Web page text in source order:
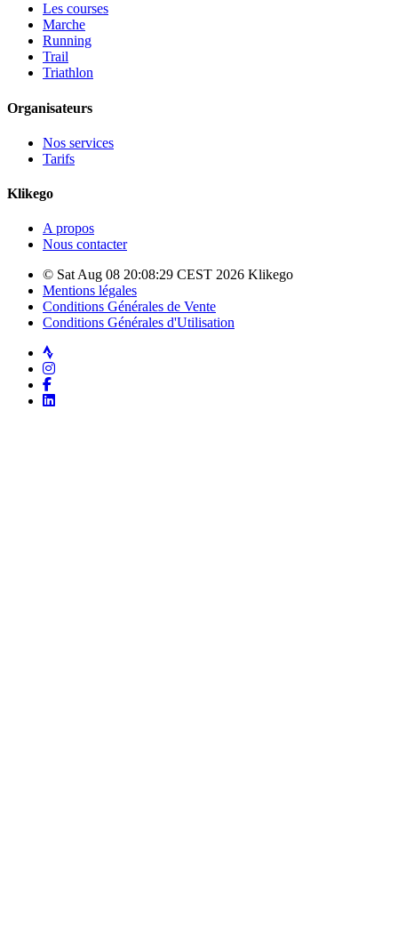
Les courses
Marche
Running
Trail
Triathlon
Organisateurs
Nos services
Tarifs
Klikego
A propos
Nous contacter
© Sat Aug 08 20:08:29 CEST 2026 Klikego
Mentions légales
Conditions Générales de Vente
Conditions Générales d'Utilisation
Strava
Instagram
Facebook
LinkedIn